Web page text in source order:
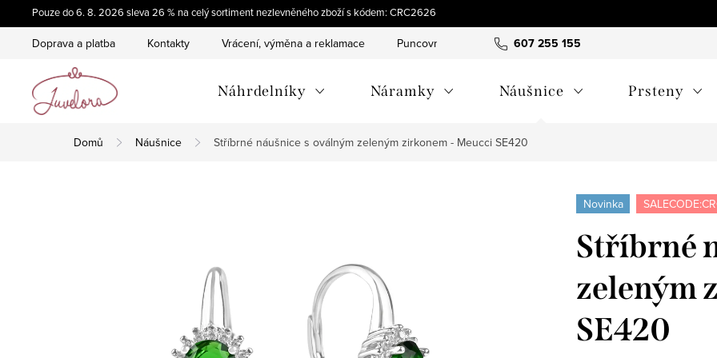
na
Pouze do 6. 8. 2026 sleva 26 % na celý sortiment nezlevněného zboží s kódem: CRC2626
607 255 155
Doprava a platba Kontakty Vrácení, výměna a reklamace Puncovní značky Hodnocení obchodu
Náhrdelníky Náramky Náušnice Prsteny
Domů Náušnice Stříbrné náušnice s oválným zeleným zirkonem - Meucci SE420
Novinka
Stříbrné
zeleným
SE420